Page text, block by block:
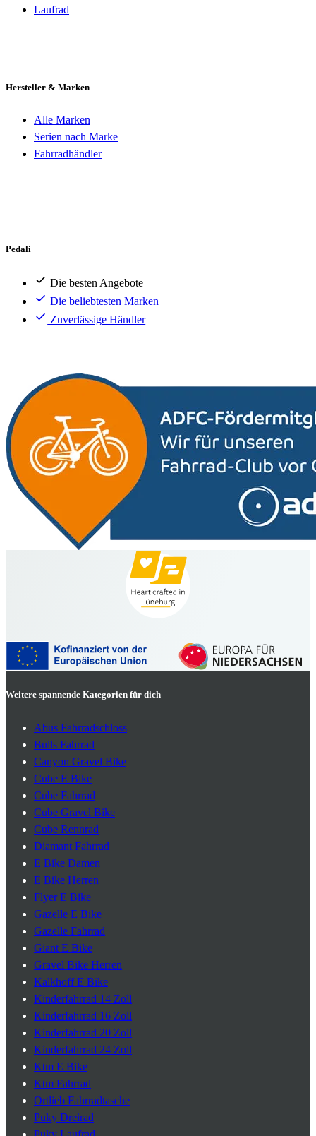
Laufrad
Hersteller & Marken
Alle Marken
Serien nach Marke
Fahrradhändler
Pedali
Die besten Angebote
Die beliebtesten Marken
Zuverlässige Händler
Weitere spannende Kategorien für dich
Abus Fahrradschloss
Bulls Fahrrad
Canyon Gravel Bike
Cube E Bike
Cube Fahrrad
Cube Gravel Bike
Cube Rennrad
Diamant Fahrrad
E Bike Damen
E Bike Herren
Flyer E Bike
Gazelle E Bike
Gazelle Fahrrad
Giant E Bike
Gravel Bike Herren
Kalkhoff E Bike
Kinderfahrrad 14 Zoll
Kinderfahrrad 16 Zoll
Kinderfahrrad 20 Zoll
Kinderfahrrad 24 Zoll
Ktm E Bike
Ktm Fahrrad
Ortlieb Fahrradtasche
Puky Dreirad